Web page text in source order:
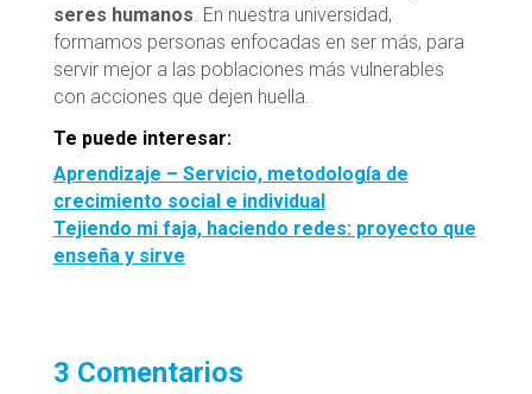
seres humanos . En nuestra universidad,
formamos personas enfocadas en ser más, para
servir mejor a las poblaciones más vulnerables
con acciones que dejen huella.
Te puede interesar:
Aprendizaje – Servicio, metodología de
crecimiento social e individual
Tejiendo mi faja, haciendo redes: proyecto que
enseña y sirve
3 Comentarios